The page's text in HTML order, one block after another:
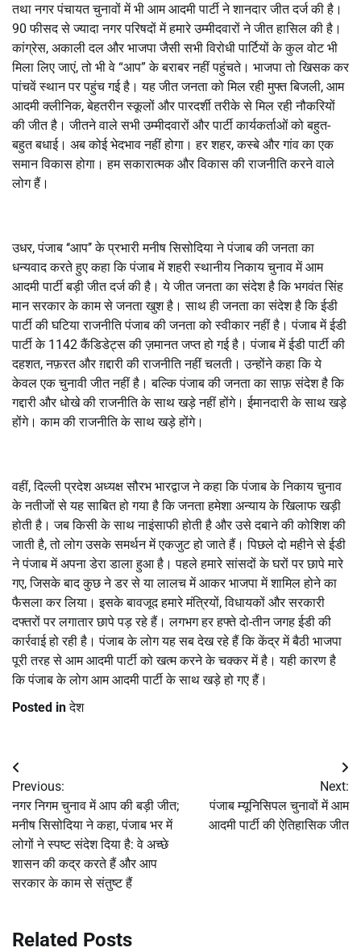
तथा नगर पंचायत चुनावों में भी आम आदमी पार्टी ने शानदार जीत दर्ज की है।
90 फीसद से ज्यादा नगर परिषदों में हमारे उम्मीदवारों ने जीत हासिल की है।
कांग्रेस, अकाली दल और भाजपा जैसी सभी विरोधी पार्टियों के कुल वोट भी
मिला लिए जाएं, तो भी वे “आप” के बराबर नहीं पहुंचते। भाजपा तो खिसक कर
पांचवें स्थान पर पहुंच गई है। यह जीत जनता को मिल रही मुफ्त बिजली, आम
आदमी क्लीनिक, बेहतरीन स्कूलों और पारदर्शी तरीके से मिल रही नौकरियों
की जीत है। जीतने वाले सभी उम्मीदवारों और पार्टी कार्यकर्ताओं को बहुत-
बहुत बधाई। अब कोई भेदभाव नहीं होगा। हर शहर, कस्बे और गांव का एक
समान विकास होगा। हम सकारात्मक और विकास की राजनीति करने वाले
लोग हैं।
उधर, पंजाब ‘‘आप’’ के प्रभारी मनीष सिसोदिया ने पंजाब की जनता का
धन्यवाद करते हुए कहा कि पंजाब में शहरी स्थानीय निकाय चुनाव में आम
आदमी पार्टी बड़ी जीत दर्ज की है। ये जीत जनता का संदेश है कि भगवंत सिंह
मान सरकार के काम से जनता खुश है। साथ ही जनता का संदेश है कि ईडी
पार्टी की घटिया राजनीति पंजाब की जनता को स्वीकार नहीं है। पंजाब में ईडी
पार्टी के 1142 कैंडिडेट्स की ज़मानत जप्त हो गई है। पंजाब में ईडी पार्टी की
दहशत, नफ़रत और ग़द्दारी की राजनीति नहीं चलती। उन्होंने कहा कि ये
केवल एक चुनावी जीत नहीं है। बल्कि पंजाब की जनता का साफ़ संदेश है कि
गद्दारी और धोखे की राजनीति के साथ खड़े नहीं होंगे। ईमानदारी के साथ खड़े
होंगे। काम की राजनीति के साथ खड़े होंगे।
वहीं, दिल्ली प्रदेश अध्यक्ष सौरभ भारद्वाज ने कहा कि पंजाब के निकाय चुनाव
के नतीजों से यह साबित हो गया है कि जनता हमेशा अन्याय के खिलाफ खड़ी
होती है। जब किसी के साथ नाइंसाफी होती है और उसे दबाने की कोशिश की
जाती है, तो लोग उसके समर्थन में एकजुट हो जाते हैं। पिछले दो महीने से ईडी
ने पंजाब में अपना डेरा डाला हुआ है। पहले हमारे सांसदों के घरों पर छापे मारे
गए, जिसके बाद कुछ ने डर से या लालच में आकर भाजपा में शामिल होने का
फैसला कर लिया। इसके बावजूद हमारे मंत्रियों, विधायकों और सरकारी
दफ्तरों पर लगातार छापे पड़ रहे हैं। लगभग हर हफ्ते दो-तीन जगह ईडी की
कार्रवाई हो रही है। पंजाब के लोग यह सब देख रहे हैं कि केंद्र में बैठी भाजपा
पूरी तरह से आम आदमी पार्टी को खत्म करने के चक्कर में है। यही कारण है
कि पंजाब के लोग आम आदमी पार्टी के साथ खड़े हो गए हैं।
Posted inदेश
Post
navigation
Previous:
नगर निगम चुनाव में आप की बड़ी जीत;
मनीष सिसोदिया ने कहा, पंजाब भर में
लोगों ने स्पष्ट संदेश दिया है: वे अच्छे
शासन की कद्र करते हैं और आप
सरकार के काम से संतुष्ट हैं
Next:
पंजाब म्यूनिसिपल चुनावों में आम
आदमी पार्टी की ऐतिहासिक जीत
Related Posts